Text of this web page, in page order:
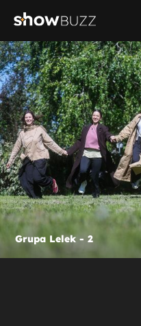
Grupa Lelek - 2